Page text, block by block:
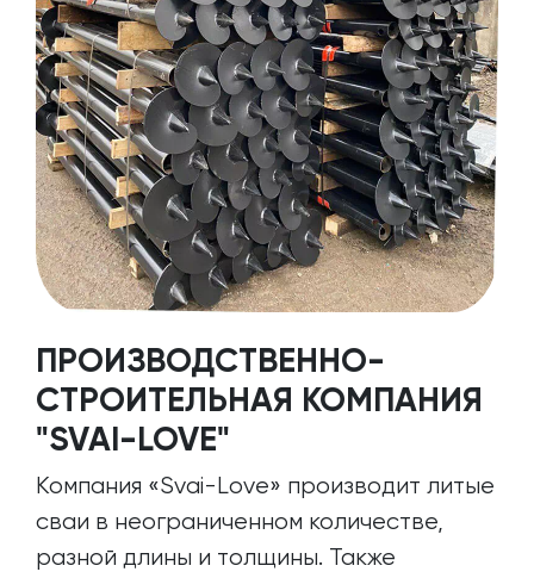
ПРОИЗВОДСТВЕННО-
СТРОИТЕЛЬНАЯ КОМПАНИЯ
"SVAI-LOVE"
Компания «Svai-Love» производит литые
сваи в неограниченном количестве,
разной длины и толщины. Также